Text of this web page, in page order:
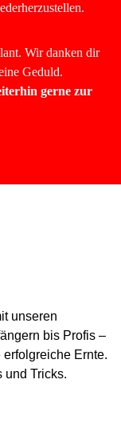
Wir danken dir
Geduld.
gerne zur
unseren
bis Profis –
Ernte.
und Tricks.